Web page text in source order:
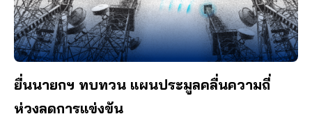
ยื่นนายกฯ ทบทวน แผนประมูลคลื่นความถี่
ห่วงลดการแข่งขัน